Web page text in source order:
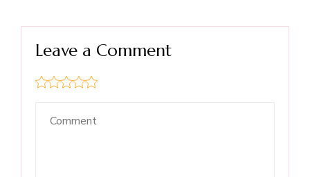
Leave a Comment